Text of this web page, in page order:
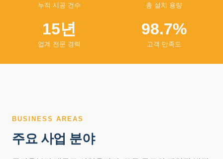
누적 시공 건수 총 설치 용량
15년
업계 전문 경력
98.7%
고객 만족도
BUSINESS AREAS
주요 사업 분야